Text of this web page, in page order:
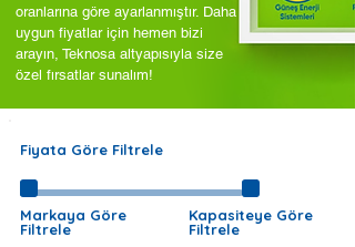
oranlarına göre ayarlanmıştır. Daha
uygun fiyatlar için hemen bizi
arayın, Teknosa altyapısıyla size
özel fırsatlar sunalım!
Fiyata Göre Filtrele
Markaya Göre
Filtrele
Kapasiteye Göre
Filtrele